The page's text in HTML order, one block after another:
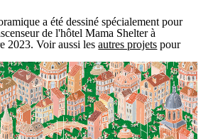
a été dessiné spécialement pour
de l'hôtel Mama Shelter à
2023. Voir aussi lesautres projets pour